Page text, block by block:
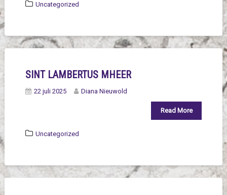
Uncategorized
SINT LAMBERTUS MHEER
22 juli 2025 Diana Nieuwold
Read More
Uncategorized